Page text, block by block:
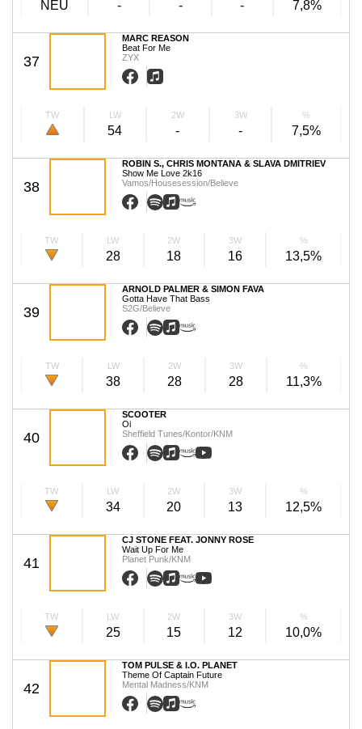
NEU - - - 7,8%
37
MARC REASON
Beat For Me
ZYX
TW LW
54
2W
-
3W
-
%
7,5%
38
ROBIN S., CHRIS MONTANA & SLAVA DMITRIEV
Show Me Love 2k16
Vamos/Housesession/Believe
TW LW
28
2W
18
3W
16
%
13,5%
39
ARNOLD PALMER & SIMON FAVA
Gotta Have That Bass
S2G/Believe
TW LW
38
2W
28
3W
28
%
11,3%
40
SCOOTER
Oi
Sheffield Tunes/Kontor/KNM
TW LW
34
2W
20
3W
13
%
12,5%
41
CJ STONE FEAT. JONNY ROSE
Wait Up For Me
Planet Punk/KNM
TW LW
25
2W
15
3W
12
%
10,0%
42
TOM PULSE & I.O. PLANET
Theme Of Captain Future
Mental Madness/KNM